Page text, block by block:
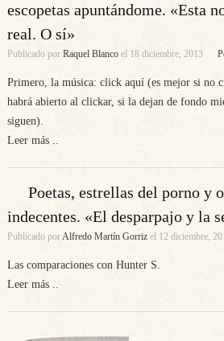
escopetas apuntándome. «Esta
real. O sí»
Publicado por Raquel Blancoel 18 diciembre, 2013
Primero, la música: click aquí (es mejor si no
habrá abierto al clickar, si la dejan de fondo
siguen).
Leer más ..
Poetas, estrellas del porno y
indecentes. «El desparpajo y la
Publicado porAlfredo Martín Gorrizel 12 diciembre,
Las comparaciones con Hunter S.
Leer más ..